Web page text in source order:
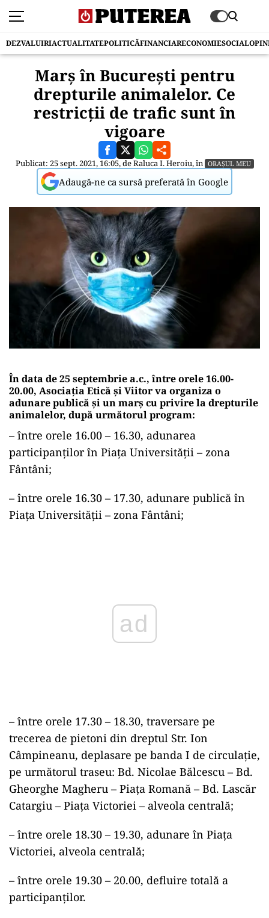
DEZVALUIRIACTUALITATEPOLITICĂFINANCIARECONOMIESOCIAL
Marș în București pentru
drepturile animalelor. Ce
restricții de trafic sunt în
vigoare
Publicat: 25 sept. 2021, 16:05, deRaluca I. Heroiu, în ORAȘUL MEU
Adaugă-ne ca sursă preferată în Google
În data de 25 septembrie a.c., între orele 16.00-
20.00, Asociația Etică și Viitor va organiza o
adunare publică și un marș cu privire la drepturile
animalelor, după următorul program:
– între orele 16.00 – 16.30, adunarea
participanților în Piața Universității – zona
Fântâni;
– între orele 16.30 – 17.30, adunare publică în
Piața Universității – zona Fântâni;
– între orele 17.30 – 18.30, traversare pe
trecerea de pietoni din dreptul Str. Ion
Câmpineanu, deplasare pe banda I de circulație,
pe următorul traseu: Bd. Nicolae Bălcescu – Bd.
Gheorghe Magheru – Piața Romană – Bd. Lascăr
Catargiu – Piața Victoriei – alveola centrală;
– între orele 18.30 – 19.30, adunare în Piața
Victoriei, alveola centrală;
– între orele 19.30 – 20.00, defluire totală a
participanților.